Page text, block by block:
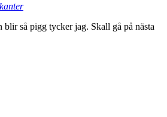
blir så pigg tycker jag. Skall gå på nästa